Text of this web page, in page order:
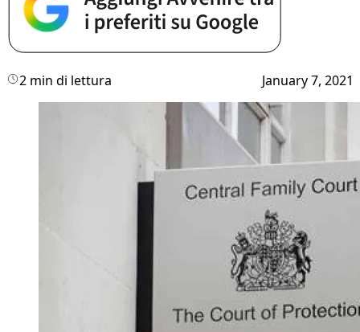
2 min di lettura January 7, 2021